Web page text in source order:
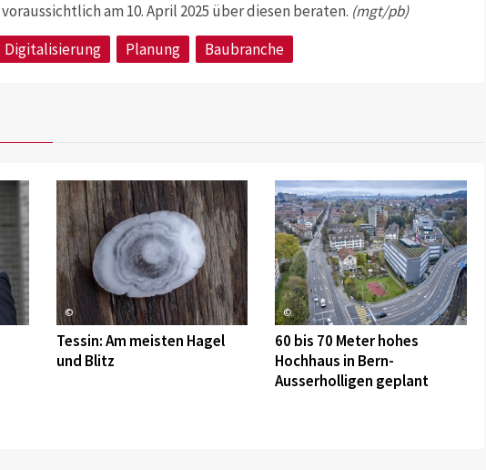
am 10. April 2025 über diesen beraten. (mgt/pb)
Digitalisierung Planung Baubranche
©
Tessin: Am meisten Hagel
und Blitz
©
60 bis 70 Meter hohes
Hochhaus in Bern-
Ausserholligen geplant